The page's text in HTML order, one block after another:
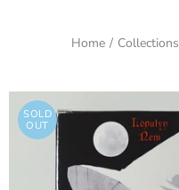
Home / Collections
SOLD
OUT